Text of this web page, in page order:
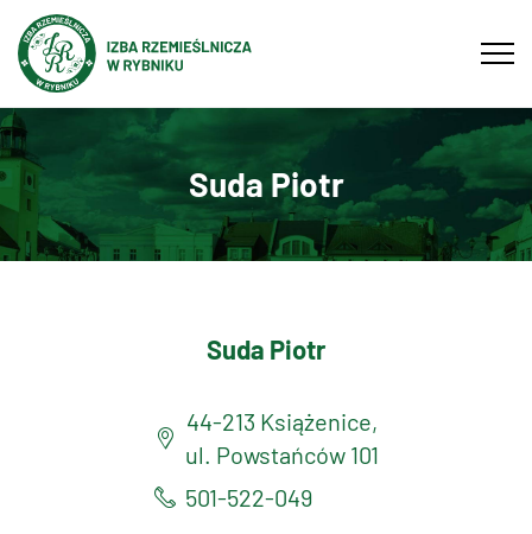
Suda Piotr
Suda Piotr
44-213 Książenice,
ul. Powstańców 101
501-522-049